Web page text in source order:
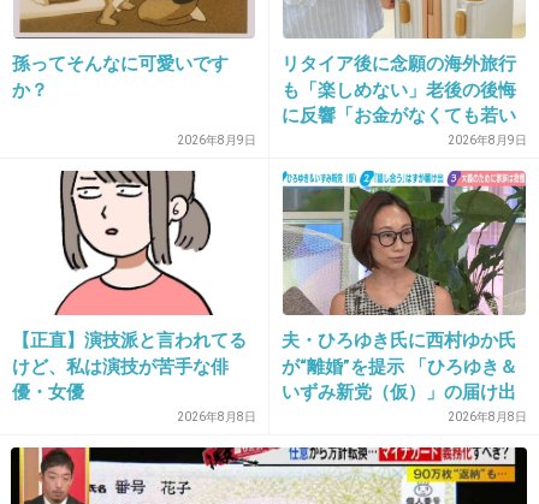
くのよね・・・
3件の返信
+50 -3
2026/06/03(水) 11:05:23
「未来日記」の由乃
+11 -0
>>7
ルナティック雑技団のお母さんもヘラってるよ
孫ってそんなに可愛いです
か？
2026年8月9日
リタイア後に念願の海外旅行
も「楽しめない」老後の後悔
に反響「お金がなくても若い
うちに？」50代以上の切実な
声
2026年8月9日
【正直】演技派と言われてる
けど、私は演技が苦手な俳
優・女優
2026年8月8日
夫・ひろゆき氏に西村ゆか氏
が“離婚”を提示 「ひろゆき＆
いずみ新党（仮）」の届け出
を知らされず激怒「信頼関係
が保てない状態で夫婦を続け
るのは無理」
2026年8月8日